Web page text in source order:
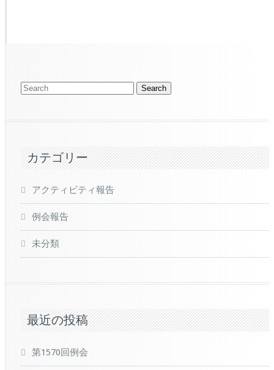
カテゴリー
アクティビティ報告
例会報告
未分類
最近の投稿
第1570回例会